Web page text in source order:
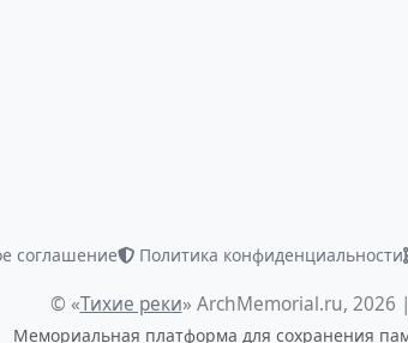
соглашение Политика конфиденциальности
© «Тихие реки» ArchMemorial.ru, 2026
Мемориальная платформа для сохранения